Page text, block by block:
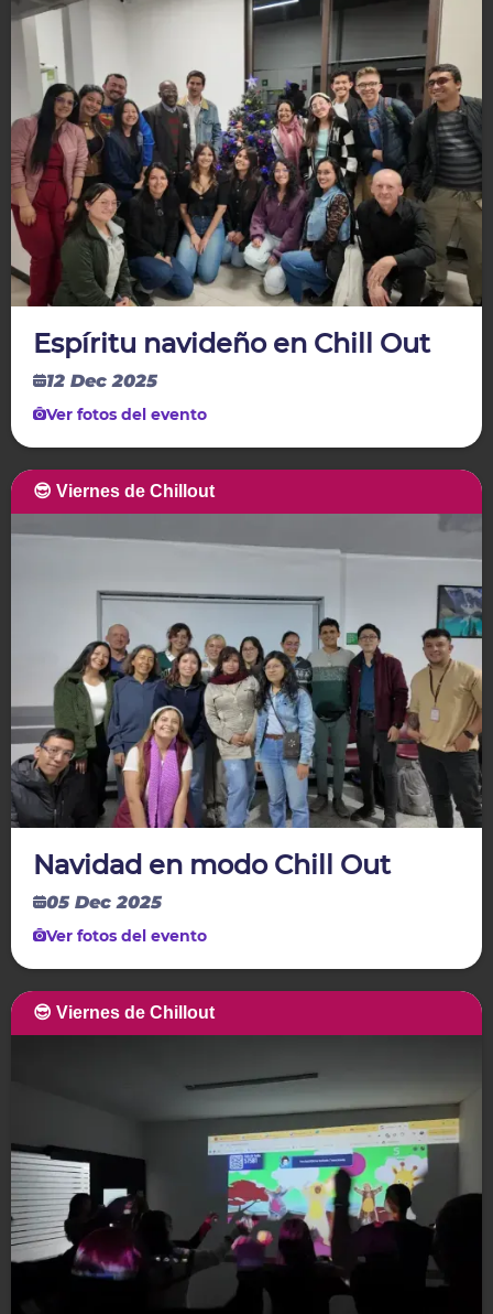
Espíritu navideño en Chill Out
12 Dec 2025
Ver fotos del evento
😎 Viernes de Chillout
Navidad en modo Chill Out
05 Dec 2025
Ver fotos del evento
😎 Viernes de Chillout